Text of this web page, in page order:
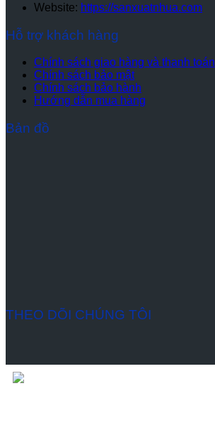
Website: https://sanxuatnhua.com
Hỗ trợ khách hàng
Chính sách giao hàng và thanh toán
Chính sách bảo mật
Chính sách bảo hành
Hướng dẫn mua hàng
Bản đồ
THEO DÕI CHÚNG TÔI